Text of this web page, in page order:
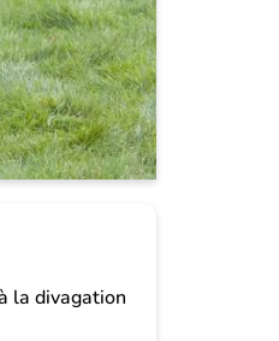
la divagation